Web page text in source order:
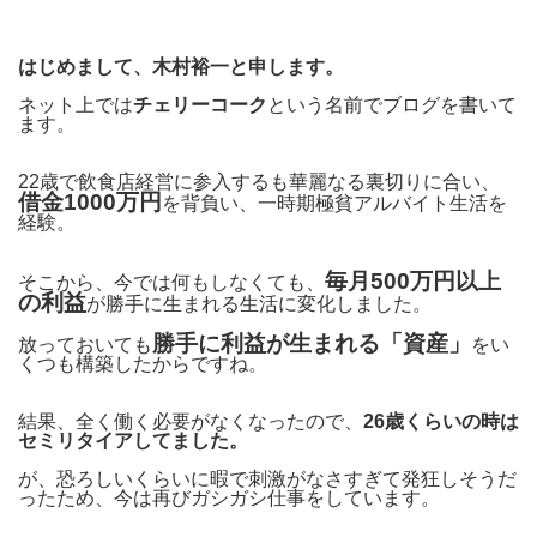
はじめまして、木村裕一と申します。
ネット上ではチェリーコーク という名前でブログを書いて
ます。
22歳で飲食店経営に参入するも華麗なる裏切りに合い、
借金1000万円 を背負い、一時期極貧アルバイト生活を
経験。
そこから、今では何もしなくても、 毎月500万円以上
の利益が勝手に生まれる生活に変化しました。
放っておいても勝手に利益が生まれる「資産」
をい
くつも構築したからですね。
結果、全く働く必要がなくなったので、 26歳くらいの時は
セミリタイアしてました。
が、恐ろしいくらいに暇で刺激がなさすぎて発狂しそうだ
ったため、今は再びガシガシ仕事をしています。